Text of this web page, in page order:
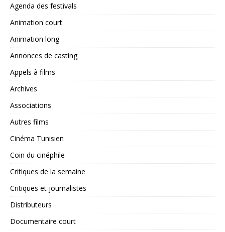
Agenda des festivals
Animation court
Animation long
Annonces de casting
Appels à films
Archives
Associations
Autres films
Cinéma Tunisien
Coin du cinéphile
Critiques de la semaine
Critiques et journalistes
Distributeurs
Documentaire court